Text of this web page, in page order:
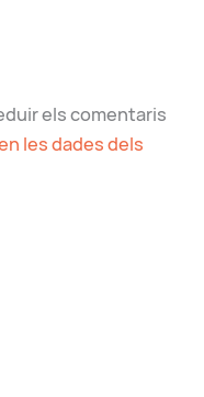
els comentaris
les dades dels